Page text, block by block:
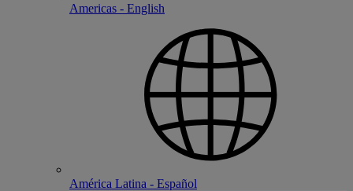
Americas - English
América Latina - Español